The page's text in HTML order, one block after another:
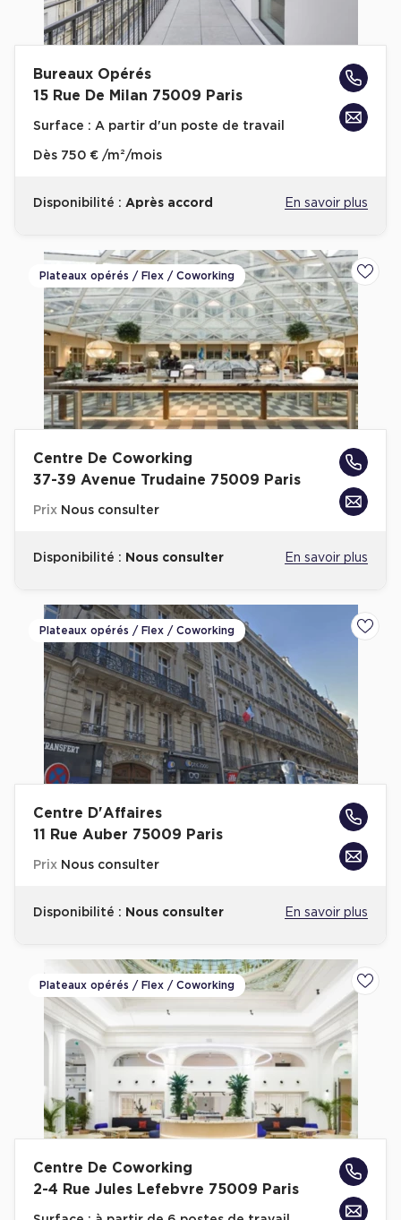
Bureaux Opérés
15 Rue De Milan 75009 Paris
Surface : A partir d'un poste de travail
Dès 750 € /m²/mois
Disponibilité : Après accord En savoir plus
Plateaux opérés / Flex / Coworking
Centre De Coworking
37-39 Avenue Trudaine 75009 Paris
Prix Nous consulter
Disponibilité : Nous consulter En savoir plus
Plateaux opérés / Flex / Coworking
Centre D'Affaires
11 Rue Auber 75009 Paris
Prix Nous consulter
Disponibilité : Nous consulter En savoir plus
Plateaux opérés / Flex / Coworking
Centre De Coworking
2-4 Rue Jules Lefebvre 75009 Paris